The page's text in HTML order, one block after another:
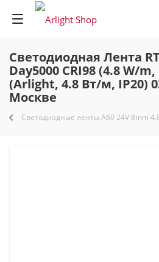
Светодиодная Лента
Day5000 CRI98 (4.8 W/
(Arlight, 4.8 Вт/м, IP20)
Москве
Светодиодные ленты A60 24V 8mm